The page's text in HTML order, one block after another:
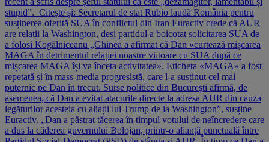
stupid”. Citește și: Secretarul de stat Rubio laudă România pentru
susținerea oferită SUA în conflictul din Iran Euractiv crede că AUR
are relații la Washington, deși partidul a boicotat solicitarea SUA de
a folosi Kogălniceanu „Ghinea a afirmat că Dan «curtează mișcarea
MAGA în detrimentul relației noastre viitoare cu SUA după ce
mișcarea MAGA își va înceta activitatea». Eticheta «MAGA» a fost
repetată și în mass-media progresistă, care l-a susținut cel mai
puternic pe Dan în trecut. Surse politice din București afirmă, de
asemenea, că Dan a evitat atacurile directe la adresa AUR din cauza
legăturilor acesteia cu aliații lui Trump de la Washington”, susține
Euractiv. „Dan a păstrat tăcerea în timpul votului de neîncredere care
a dus la căderea guvernului Bolojan, printr-o alianță punctuală între